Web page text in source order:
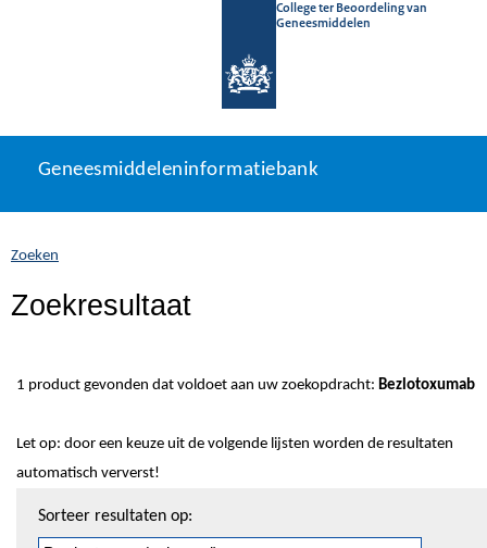
College ter Beoordeling van
Geneesmiddelen
naar
Geneesmiddeleninformatiebank
U
zich
hier:
Geneesmiddeleninformatiebank
Zoeken
Zoekresultaat
1 product gevonden dat voldoet aan uw zoekopdracht: Bezlotoxumab
Let op: door een keuze uit de volgende lijsten worden de resultaten
automatisch ververst!
Sorteer resultaten op: